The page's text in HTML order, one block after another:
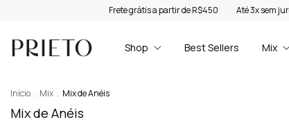
Frete grátis a partir de R$450 Até 3x sem juros
Shop Best Sellers Mix
Início . Mix . Mix de Anéis
Mix de Anéis